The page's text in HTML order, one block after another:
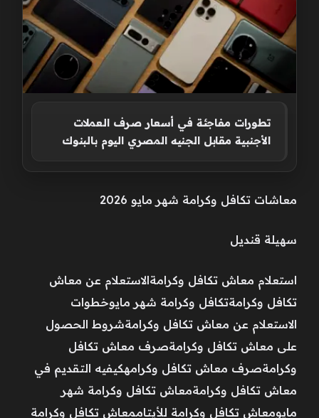
تطورات مفاجئة في أسعار صرف العملات
الأجنبية مقابل الجنيه المصري اليوم بالبنوك
معاشات تكافل وكرامة شهر مايو 2026
سهيلة قنديل
استعلام معاش تكافل وكرامةالاستعلام عن معاش
تكافل وكرامةتكافل وكرامة شهر مايوخطوات
الاستعلام عن معاش تكافل وكرامةشروط الحصول
على معاش تكافل وكرامةصرف معاش تكافل
وكرامةصرف معاش تكافل وكرامهكيفيه التقديم في
معاش تكافل وكرامةمعاش تكافل وكرامة شهر
مايومعاش تكافل وكرامة للأيتاممعاش تكافل وكرامة